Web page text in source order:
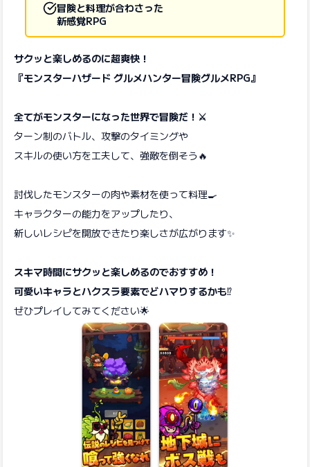
冒険と料理が合わさった
新感覚RPG
サクッと楽しめるのに超爽快！
『モンスターハザード グルメハンター冒険グルメRPG』
全てがモンスターになった世界で冒険だ！⚔️
ターン制のバトル、攻撃のタイミングや
スキルの使い方を工夫して、強敵を倒そう🔥
討伐したモンスターの肉や素材を使って料理🍳
キャラクターの能力をアップしたり、
新しいレシピを開放できたり楽しさが広がります✨
スキマ時間にサクッと楽しめるのでおすすめ！
可愛いキャラとハクスラ要素でどハマりするかも⁉️
ぜひプレイしてみてください🌟